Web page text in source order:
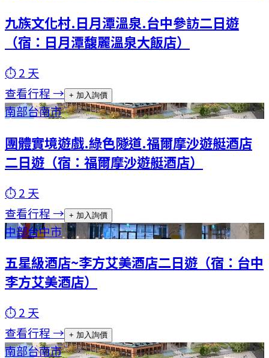
九族文化村.日月潭溫泉.台中參訪二日遊
（宿：日月潭馥麗溫泉大飯店）
⏱2 天
查看行程 → + 加入詢價
南部台南市
團體實境遊戲.綠色隧道.福爾摩沙遊艇酒店
二日遊（宿：福爾摩沙遊艇酒店）
⏱2 天
查看行程 → + 加入詢價
中部台中市
五星級酒店~李方艾美酒店二日遊（宿：台中
李方艾美酒店）
⏱2 天
查看行程 → + 加入詢價
南部台南市